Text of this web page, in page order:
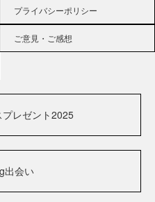
プライバシーポリシー
ご意見・ご感想
レゼント2025
出会い